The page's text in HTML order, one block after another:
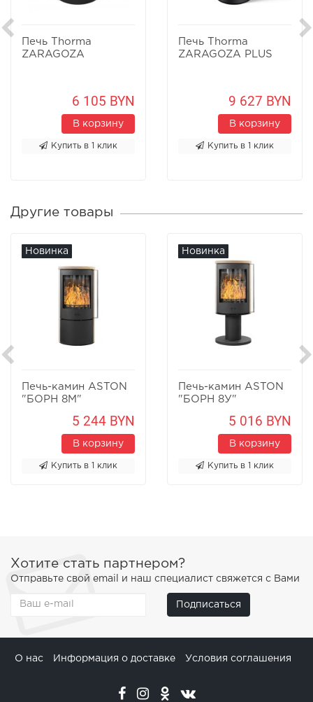
Печь Thorma
ZARAGOZA
6 105 BYN
В корзину
Купить в 1 клик
Печь Thorma
ZARAGOZA PLUS
9 627 BYN
В корзину
Купить в 1 клик
Другие товары
Новинка
Печь-камин ASTON
"БОРН 8М"
5 244 BYN
В корзину
Купить в 1 клик
Новинка
Печь-камин ASTON
"БОРН 8У"
5 016 BYN
В корзину
Купить в 1 клик
Хотите стать партнером?
Отправьте свой email и наш специалист свяжется с Вами
Подписаться
О нас Информация о доставке Условия соглашения